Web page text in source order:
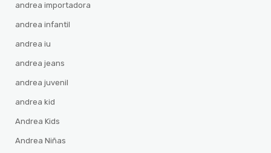
andrea importadora
andrea infantil
andrea iu
andrea jeans
andrea juvenil
andrea kid
Andrea Kids
Andrea Niñas